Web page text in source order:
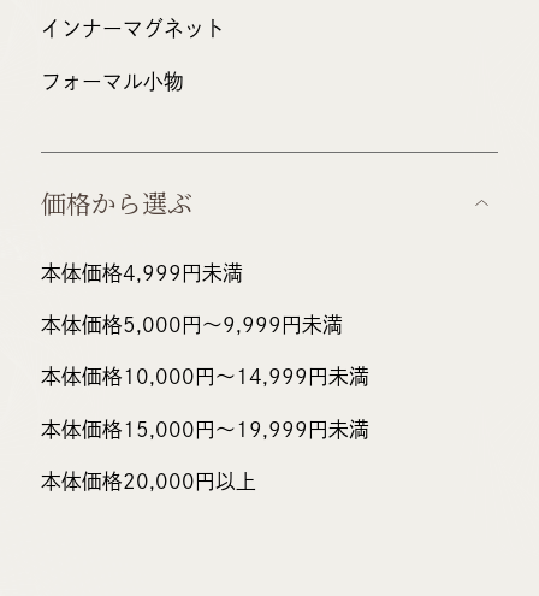
インナーマグネット
フォーマル小物
価格から選ぶ
本体価格4,999円未満
本体価格5,000円〜9,999円未満
本体価格10,000円～14,999円未満
本体価格15,000円～19,999円未満
本体価格20,000円以上